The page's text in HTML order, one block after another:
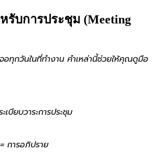
รับการประชุม (Meeting
อทุกวันในที่ทำงาน คำเหล่านี้ช่วยให้คุณดูมือ
ะเบียบวาระการประชุม
= การอภิปราย